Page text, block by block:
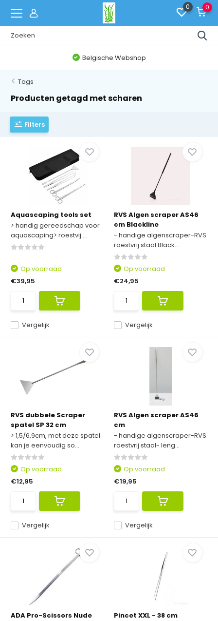
0 0
Belgische Webshop
Tags
Producten getagd met scharen
Filters
Aquascaping tools set
> handig gereedschap voor
aquascaping> roestvij ...
Vergelijk
Op voorraad
€39,95
RVS Algen scraper AS46
cm Blackline
- handige algenscraper-RVS
roestvrij staal Black...
Vergelijk
Op voorraad
€24,95
RVS dubbele Scraper
spatel SP 32 cm
> 1,5/6,9cm, met deze spatel
kan je eenvoudig so...
Vergelijk
Op voorraad
€12,95
RVS Algen scraper AS46
cm
- handige algenscraper-RVS
roestvrij staal- leng...
Vergelijk
Op voorraad
€19,95
ADA Pro-Scissors Nude
Pincet XXL - 38 cm